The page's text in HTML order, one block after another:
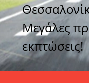
Μεγάλες
εκπτώσεις!